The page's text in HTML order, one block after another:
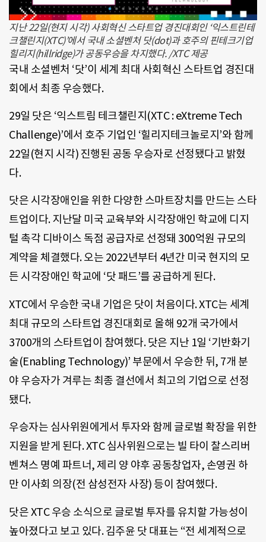
지난 22일(현지 시각) 사회혁신 스타트업 경진대회인 ‘익스트린테
크챌린지(XTC)’에서 국내 소셜벤처 닷(dot)과 호주의 핀테크기업
힐리지(hillridge)가 공동우승을 차지했다. /XTC 제공
국내 소셜벤처 ‘닷’이 세계 최대 사회혁신 스타트업 경진대
회에서 최종 우승했다.
29일 닷은 ‘익스트림 테크챌린지(XTC : eXtreme Tech
Challenge)’에서 호주 기업인 ‘힐리지테크놀로지’와 함께
22일(현지 시각) 진행된 공동 우승자로 선정됐다고 밝혔
다.
닷은 시각장애인을 위한 다양한 스마트장치를 만드는 스타
트업이다. 지난달 미국 교육부와 시각장애인 학교에 디지
털 촉각 디바이스 독점 공급자로 선정돼 300억원 규모의
계약을 체결했다. 오는 2022년부터 4년간 미국 현지의 모
든 시각장애인 학교에 ‘닷 패드’를 공급하게 된다.
XTC에서 우승한 국내 기업은 닷이 처음이다. XTC는 세계
최대 규모의 스타트업 경진대회로 올해 92개 국가에서
3700개의 스타트업이 참여했다. 닷은 지난 1일 ‘기반화기
술(Enabling Technology)’ 부문에서 우승한 뒤, 7개 분
야 우승자가 겨루는 최종 결선에서 최고의 기업으로 선정
됐다.
우승자는 심사위원에게서 투자와 함께 글로벌 확장을 위한
지원을 받게 된다. XTC 심사위원으로는 빌 타이 찰스리버
벤쳐스 명예 파트너, 제리 양 야후 공동창업자, 손영권 하
만 이사회 의장(전 삼성전자 사장) 등이 참여했다.
닷은 XTC 우승 소식으로 글로벌 투자를 유치할 가능성이
높아졌다고 보고 있다. 김주윤 닷 대표는 “전 세계적으로